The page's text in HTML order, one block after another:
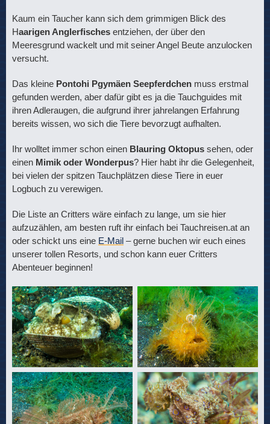
Kaum ein Taucher kann sich dem grimmigen Blick des
Haarigen Anglerfisches entziehen, der über den
Meeresgrund wackelt und mit seiner Angel Beute anzulocken
versucht.
Das kleine Pontohi Pgymäen Seepferdchen muss erstmal
gefunden werden, aber dafür gibt es ja die Tauchguides mit
ihren Adleraugen, die aufgrund ihrer jahrelangen Erfahrung
bereits wissen, wo sich die Tiere bevorzugt aufhalten.
Ihr wolltet immer schon einen Blauring Oktopus sehen, oder
einen Mimik oder Wonderpus? Hier habt ihr die Gelegenheit,
bei vielen der spitzen Tauchplätzen diese Tiere in euer
Logbuch zu verewigen.
Die Liste an Critters wäre einfach zu lange, um sie hier
aufzuzählen, am besten ruft ihr einfach bei Tauchreisen.at an
oder schickt uns eine E-Mail – gerne buchen wir euch eines
unserer tollen Resorts, und schon kann euer Critters
Abenteuer beginnen!